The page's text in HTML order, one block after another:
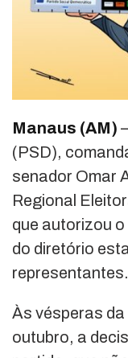
Manaus (AM)
(PSD),
senador Omar
Regional
que autorizou
do diretório
representantes.
Às vésperas da
outubro, a